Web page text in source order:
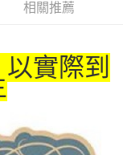
相關推薦
實際到